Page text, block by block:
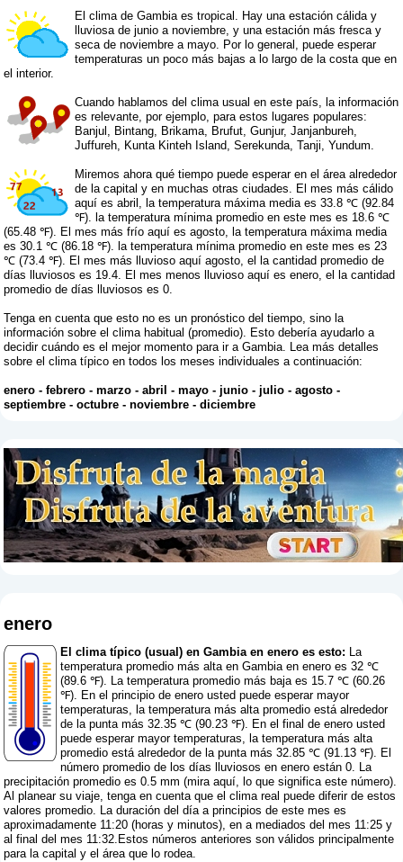
El clima de Gambia es tropical. Hay una estación cálida y
lluviosa de junio a noviembre, y una estación más fresca y
seca de noviembre a mayo. Por lo general, puede esperar
temperaturas un poco más bajas a lo largo de la costa que en
el interior.
Cuando hablamos del clima usual en este país, la información
es relevante, por ejemplo, para estos lugares populares:
Banjul, Bintang, Brikama, Brufut, Gunjur, Janjanbureh,
Juffureh, Kunta Kinteh Island, Serekunda, Tanji, Yundum.
Miremos ahora qué tiempo puede esperar en el área alrededor
de la capital y en muchas otras ciudades. El mes más cálido
aquí es abril, la temperatura máxima media es 33.8 ℃ (92.84
℉). la temperatura mínima promedio en este mes es 18.6 ℃
(65.48 ℉). El mes más frío aquí es agosto, la temperatura máxima media
es 30.1 ℃ (86.18 ℉). la temperatura mínima promedio en este mes es 23
℃ (73.4 ℉). El mes más lluvioso aquí agosto, el la cantidad promedio de
días lluviosos es 19.4. El mes menos lluvioso aquí es enero, el la cantidad
promedio de días lluviosos es 0.
Tenga en cuenta que esto no es un pronóstico del tiempo, sino la
información sobre el clima habitual (promedio). Esto debería ayudarlo a
decidir cuándo es el mejor momento para ir a Gambia. Lea más detalles
sobre el clima típico en todos los meses individuales a continuación:
enero -febrero -marzo -abril -mayo - junio - julio -agosto -
septiembre -octubre -noviembre -diciembre
enero
El clima típico (usual) en Gambia en enero es esto: La
temperatura promedio más alta en Gambia en enero es 32 ℃
(89.6 ℉). La temperatura promedio más baja es 15.7 ℃ (60.26
℉). En el principio de enero usted puede esperar mayor
temperaturas, la temperatura más alta promedio está alrededor
de la punta más 32.35 ℃ (90.23 ℉). En el final de enero usted
puede esperar mayor temperaturas, la temperatura más alta
promedio está alrededor de la punta más 32.85 ℃ (91.13 ℉). El
número promedio de los días lluviosos en enero están 0. La
precipitación promedio es 0.5 mm (mira aquí, lo que significa este número).
Al planear su viaje, tenga en cuenta que el clima real puede diferir de estos
valores promedio. La duración del día a principios de este mes es
aproximadamente 11:20 (horas y minutos), en a mediados del mes 11:25 y
al final del mes 11:32.Estos números anteriores son válidos principalmente
para la capital y el área que lo rodea.